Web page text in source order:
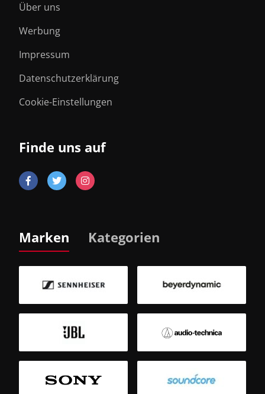
Über uns
Werbung
Impressum
Datenschutzerklärung
Cookie-Einstellungen
Finde uns auf
Marken Kategorien